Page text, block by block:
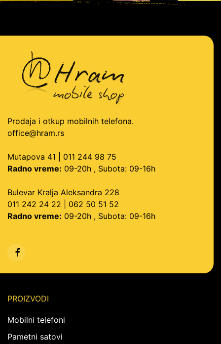
Prodaja i otkup mobilnih telefona.
office@hram.rs
Mutapova 41 | 011 244 98 75
Radno vreme: 09-20h , Subota: 09-16h
Bulevar Kralja Aleksandra 228
011 242 24 22 | 062 50 51 52
Radno vreme: 09-20h , Subota: 09-16h
PROIZVODI
Mobilni telefoni
Pametni satovi